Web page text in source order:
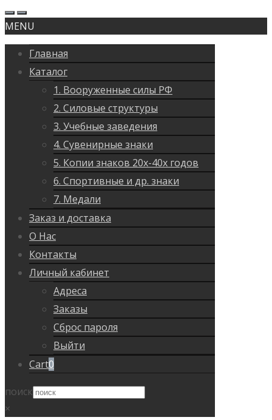
MENU
Главная
Каталог
1. Вооруженные силы РФ
2. Силовые структуры
3. Учебные заведения
4. Сувенирные знаки
5. Копии знаков 20х-40х годов
6. Спортивные и др. знаки
7. Медали
Заказ и доставка
О Нас
Контакты
Личный кабинет
Адреса
Заказы
Сброс пароля
Выйти
Cart0
поиск
×